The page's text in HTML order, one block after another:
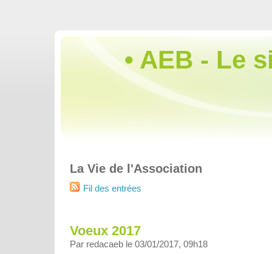
• AEB - Le
La Vie de l'Association
Fil des entrées
Voeux 2017
Par redacaeb le 03/01/2017, 09h18